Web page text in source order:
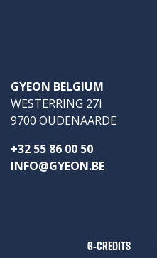
GYEON BELGIUM
WESTERRING 27i
9700 OUDENAARDE
+32 55 86 00 50
INFO@GYEON.BE
G-CREDITS